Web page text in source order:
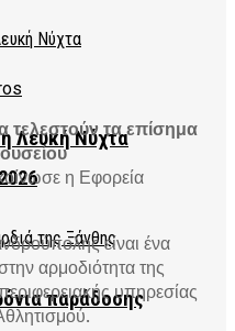
Λευκή Νύχτα
παράδοσης
τελεστούν τα επίσημα
η Εφορεία
είναι ένα
αρμοδιότητα της
υπηρεσίας